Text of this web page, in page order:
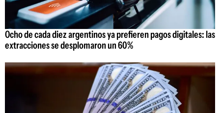
Ocho de cada diez argentinos ya prefieren pagos digitales: las
extracciones se desplomaron un 60%